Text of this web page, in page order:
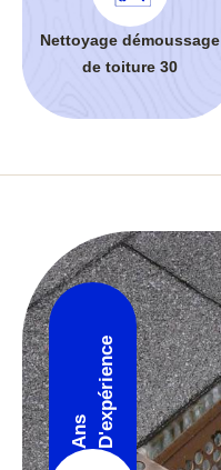
Nettoyage démoussage
de toiture 30
Ans D'expérience